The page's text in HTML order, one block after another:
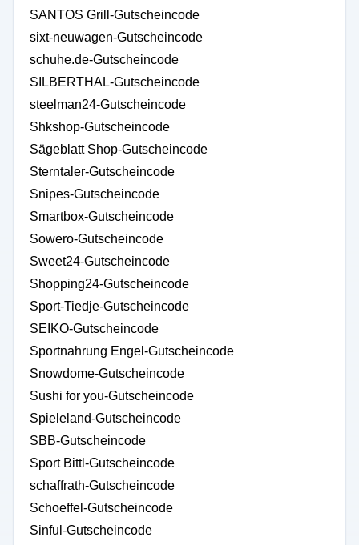
SANTOS Grill-Gutscheincode
sixt-neuwagen-Gutscheincode
schuhe.de-Gutscheincode
SILBERTHAL-Gutscheincode
steelman24-Gutscheincode
Shkshop-Gutscheincode
Sägeblatt Shop-Gutscheincode
Sterntaler-Gutscheincode
Snipes-Gutscheincode
Smartbox-Gutscheincode
Sowero-Gutscheincode
Sweet24-Gutscheincode
Shopping24-Gutscheincode
Sport-Tiedje-Gutscheincode
SEIKO-Gutscheincode
Sportnahrung Engel-Gutscheincode
Snowdome-Gutscheincode
Sushi for you-Gutscheincode
Spieleland-Gutscheincode
SBB-Gutscheincode
Sport Bittl-Gutscheincode
schaffrath-Gutscheincode
Schoeffel-Gutscheincode
Sinful-Gutscheincode